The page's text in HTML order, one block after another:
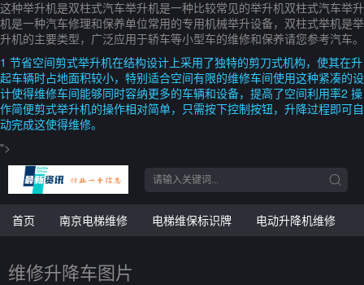
这种举升机是双柱式汽车举升机是一种比较常见的举升机双柱式汽车举升
机是一种汽车修理和保养单位常用的专用机械举升设备，双柱式举机是举
升机的主要类型，广泛应用于轿车等小型车的维修和保养请您参考汽车。
1 节省空间剪式举升机在结构设计上采用了独特的剪刀式机构，使其在升
起车辆时占地面积较小，特别适合空间有限的维修车间使用这种紧凑的设
计使得维修车间能够同时容纳更多的车辆和设备，提高了空间利用率2 操
作简便剪式举升机的操作相对简单，只需按下控制按钮，升降过程即可自
动完成这使得维修。
">
首页 南京电梯维修 电梯维保标识牌 电动升降机维修
维修升降车图片